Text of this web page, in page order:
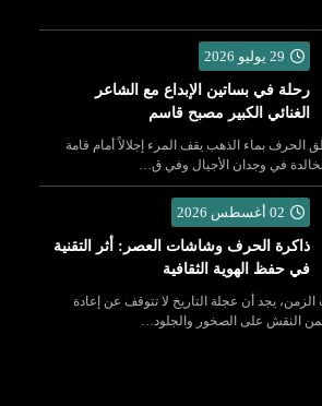
29 يوليو 2026
رحلة في بساتين الإبداع مع الشاعر
الغنائي الكبير مصبح قاسم
الحرف بماء الذهب يقف المرء إجلالاً أمام قامة
في وجدان الأجيال وفي ق…
02 أغسطس 2026
ذاكرة الحرف وشاشات العصر: أثر التقنية
في حفظ الهوية الثقافية
يجد أن عجلة التاريخ لا تتوقف عن إعادة
النقش على الصخور والجلود…